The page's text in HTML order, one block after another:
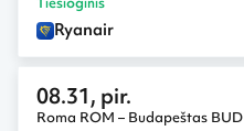
Ryanair
08.31, pir.
Roma ROM – Budapeštas BUD